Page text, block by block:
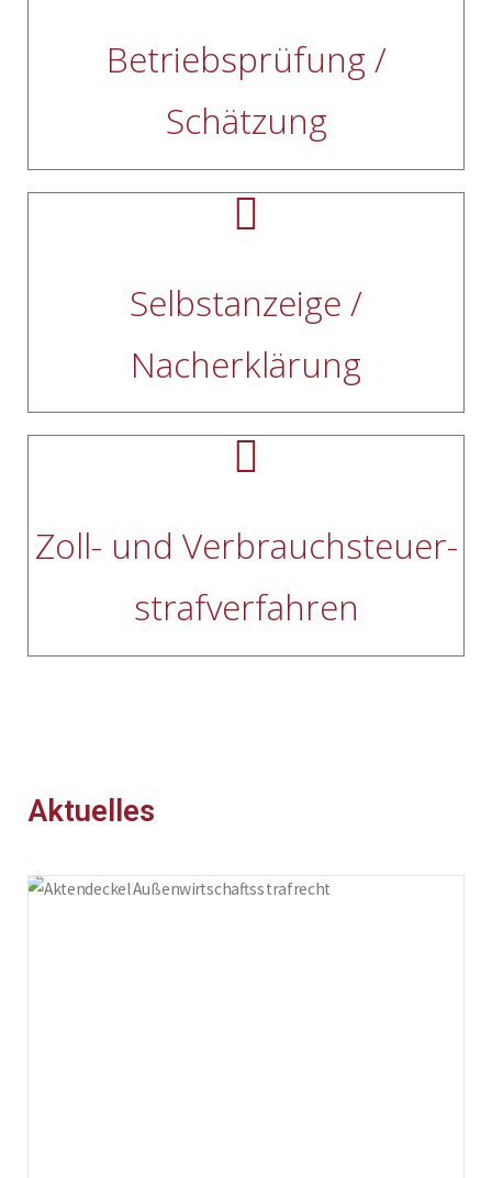
Betriebsprüfung /
Schätzung
Selbstanzeige /
Nacherklärung
Zoll- und Verbrauchsteuer-
strafverfahren
Aktuelles